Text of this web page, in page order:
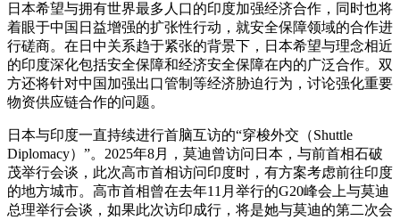
日本希望与拥有世界最多人口的印度加强经济合作，同时也将
着眼于中国日益增强的扩张性行动，就安全保障领域的合作进
行磋商。在日中关系趋于紧张的背景下，日本希望与理念相近
的印度深化包括安全保障和经济安全保障在内的广泛合作。双
方还将针对中国加强出口管制等经济胁迫行为，讨论强化重要
物资供应链合作的问题。
日本与印度一直持续进行首脑互访的“穿梭外交（Shuttle
Diplomacy）”。2025年8月，莫迪曾访问日本，与前首相石破
茂举行会谈，此次高市首相访问印度时，有方案考虑前往印度
的地方城市。高市首相曾在去年11月举行的G20峰会上与莫迪
总理举行会谈，如果此次访印成行，将是她与莫迪的第二次会